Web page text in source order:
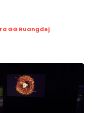
GG Ruangdej